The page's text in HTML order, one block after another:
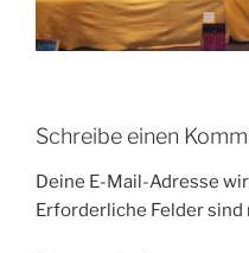
Schreibe einen
Deine E-Mail-Adresse
Erforderliche Felder sind